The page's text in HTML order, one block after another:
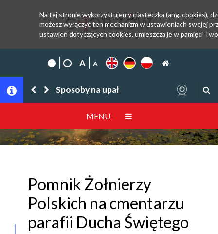
PORTAL TURYSTY
Sposoby na upał
MENU
Pomnik Żołnierzy
Polskich na cmentarzu
parafii Ducha Świętego
Na tej stronie wykorzystujemy ciasteczka (ang. cookies),
możesz wyłączyć ten mechanizm w ustawieniach swojej
ustawień dotyczących cookies, umieszcza je w pamięci